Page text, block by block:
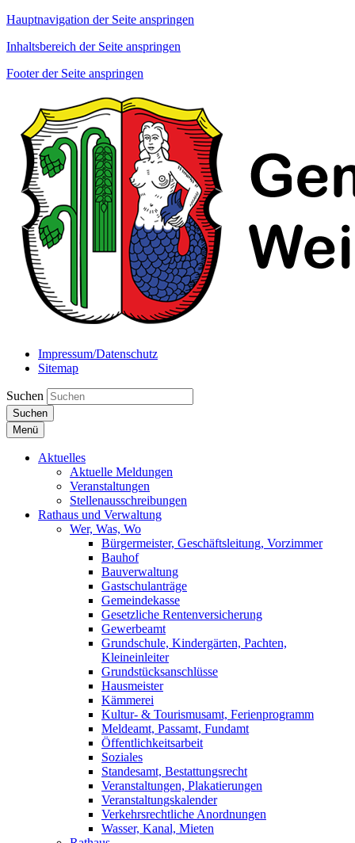
Hauptnavigation der Seite anspringen
Inhaltsbereich der Seite anspringen
Footer der Seite anspringen
Impressum/Datenschutz
Sitemap
Suchen
Suchen
Menü
Aktuelles
Aktuelle Meldungen
Veranstaltungen
Stellenausschreibungen
Rathaus und Verwaltung
Wer, Was, Wo
Bürgermeister, Geschäftsleitung, Vorzimmer
Bauhof
Bauverwaltung
Gastschulanträge
Gemeindekasse
Gesetzliche Rentenversicherung
Gewerbeamt
Grundschule, Kindergärten, Pachten,
Kleineinleiter
Grundstücksanschlüsse
Hausmeister
Kämmerei
Kultur- & Tourismusamt, Ferienprogramm
Meldeamt, Passamt, Fundamt
Öffentlichkeitsarbeit
Soziales
Standesamt, Bestattungsrecht
Veranstaltungen, Plakatierungen
Veranstaltungskalender
Verkehrsrechtliche Anordnungen
Wasser, Kanal, Mieten